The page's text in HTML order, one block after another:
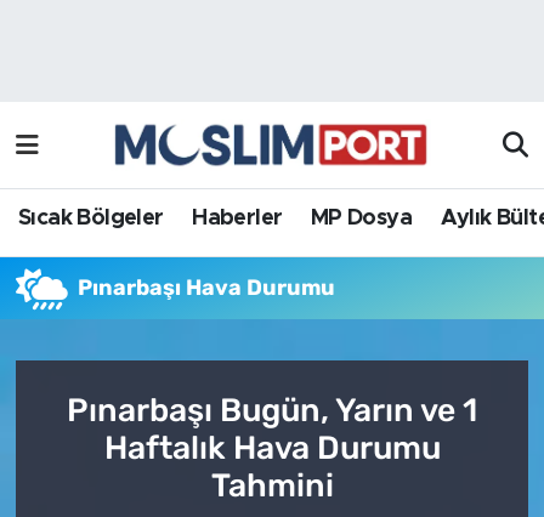
Sıcak Bölgeler Haberler MP Dosya Aylık
Pınarbaşı Hava Durumu
Pınarbaşı Bugün, Yarın ve 1
Haftalık Hava Durumu
Tahmini
Haberler
MP Dosya
Röportaj Haber
Aylık Bülten